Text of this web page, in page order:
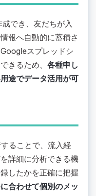
でき、友だちが入
報へ自動的に蓄積さ
スプレッドシ
きるため、 各種申し
途でデータ活用が可
ることで、流入経
詳細に分析できる機
したかを正確に把握
合わせて個別のメッ